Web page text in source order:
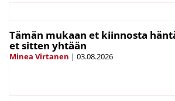
Tämän mukaan et kiinnosta
et sitten yhtään
Minea Virtanen | 03.08.2026